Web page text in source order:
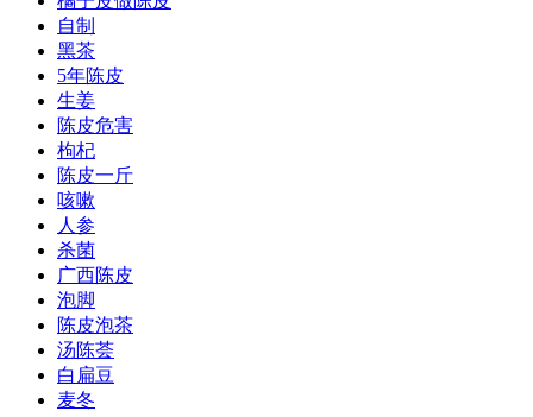
自制
黑茶
5年陈皮
生姜
陈皮危害
枸杞
陈皮一斤
咳嗽
人参
杀菌
广西陈皮
泡脚
陈皮泡茶
汤陈荟
白扁豆
麦冬